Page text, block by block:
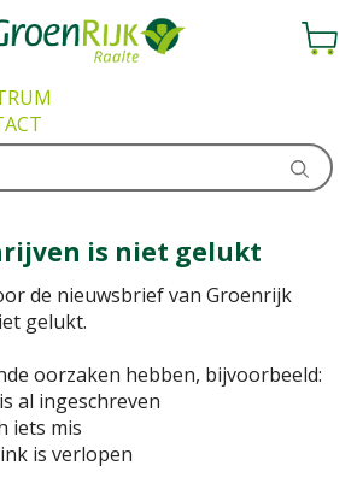
is niet gelukt
de nieuwsbrief van Groenrijk
gelukt.
oorzaken hebben, bijvoorbeeld:
al ingeschreven
iets mis
is verlopen